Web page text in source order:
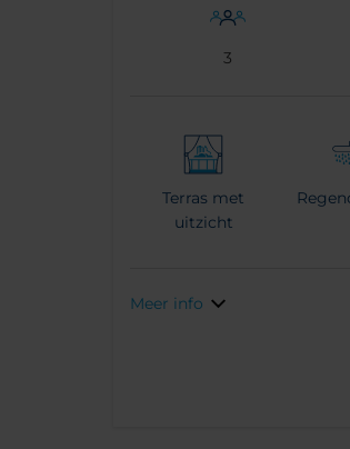
3
Terras met
uitzicht
Meer info